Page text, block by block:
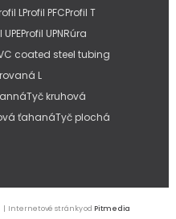
LProfil PFCProfil T
UPEProfil UPNRúra
coated steel tubing
L
Tyč kruhová
ťahanáTyč plochá
| Internetové stránky od Pitmedia